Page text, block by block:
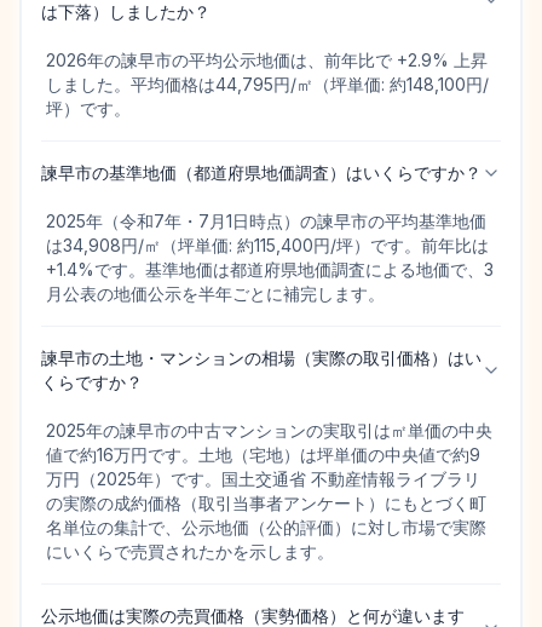
は下落）しましたか？
2026年の諫早市の平均公示地価は、前年比で +2.9% 上昇
しました。平均価格は44,795円/㎡（坪単価: 約148,100円/
坪）です。
諫早市の基準地価（都道府県地価調査）はいくらですか？
2025年（令和7年・7月1日時点）の諫早市の平均基準地価
は34,908円/㎡（坪単価: 約115,400円/坪）です。前年比は
+1.4%です。基準地価は都道府県地価調査による地価で、3
月公表の地価公示を半年ごとに補完します。
諫早市の土地・マンションの相場（実際の取引価格）はい
くらですか？
2025年の諫早市の中古マンションの実取引は㎡単価の中央
値で約16万円です。土地（宅地）は坪単価の中央値で約9
万円（2025年）です。国土交通省 不動産情報ライブラリ
の実際の成約価格（取引当事者アンケート）にもとづく町
名単位の集計で、公示地価（公的評価）に対し市場で実際
にいくらで売買されたかを示します。
公示地価は実際の売買価格（実勢価格）と何が違います